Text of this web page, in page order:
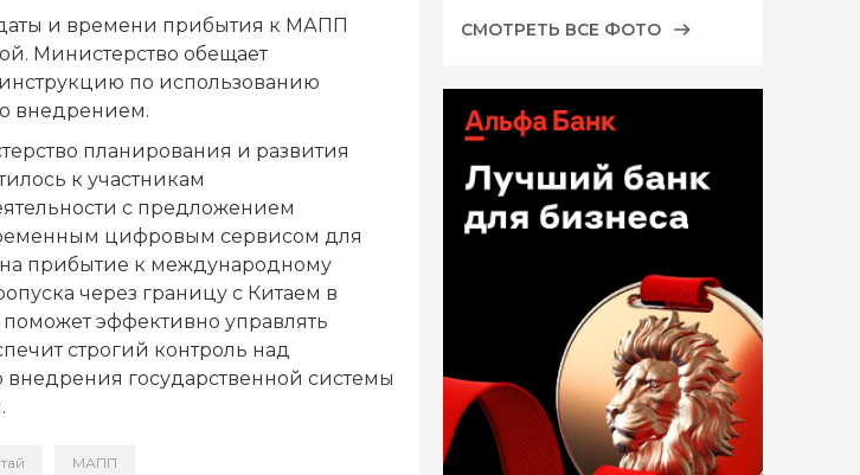
и времени прибытия к МАПП
Министерство обещает
по использованию
внедрением.
планирования и развития
к участникам
с предложением
цифровым сервисом для
прибытие к международному
через границу с Китаем в
поможет эффективно управлять
строгий контроль над
государственной системы
МАПП
СМОТРЕТЬ ВСЕ ФОТО